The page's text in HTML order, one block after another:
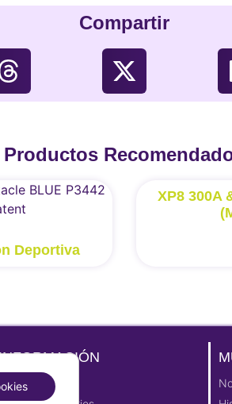
Compartir
Productos
Deportiva
XP8 300A
Legal